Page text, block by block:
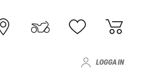
LOGGA IN